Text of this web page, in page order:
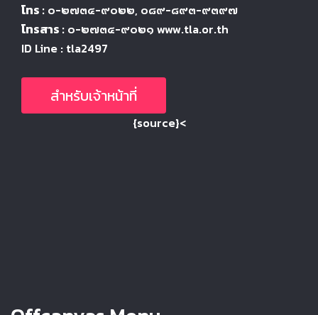
โทร : ๐-๒๗๓๔-๙๐๒๒, ๐๘๙-๘๙๓-๙๓๙๗
โทรสาร : ๐-๒๗๓๔-๙๐๒๑ www.tla.or.th
ID Line : tla2497
สำหรับเจ้าหน้าที่
{source}<